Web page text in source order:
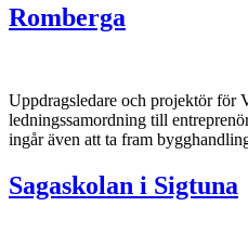
Romberga
Uppdragsledare och projektör för
ledningssamordning till
ingår även att ta fram
Sagaskolan i Sigtuna